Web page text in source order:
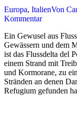
Europa, ItalienVon
Kommentar
Ein Gewusel aus
Gewässern und dem
ist das Flussdelta del
einem Strand mit
und Kormorane, zu
Stränden an denen
Refugium gefunden